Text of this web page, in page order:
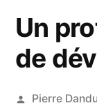
Un
de
Publié
Pierre